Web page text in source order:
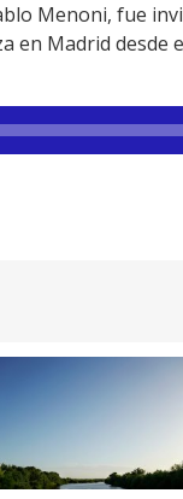
Menoni, fue
en Madrid desde